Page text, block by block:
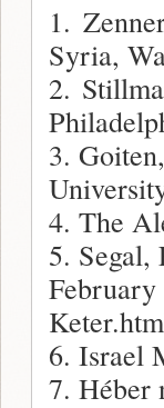
1.
Syria,
2.
3.
4. The
5. Segal,
6. Israel
7. Héber